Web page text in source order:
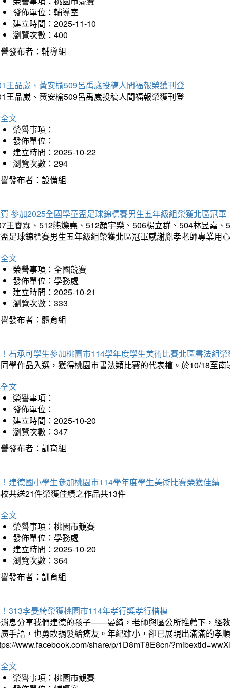
發佈單位：輔導室
建立時間：2025-11-10
瀏覽次數：400
發布者：輔導組
王品崴、黃安榆509呂禹崴投稿人間福報榮獲刊登
王品崴、黃安榆509呂禹崴投稿人間福報榮獲刊登
文
榮譽事項：
發佈單位：
建立時間：2025-10-22
瀏覽次數：294
發布者：設備組
參加2025全國學童盃足球錦標賽男生五年級組榮獲北區冠軍
王睿霖、512熊爍堯、512顏宇樂、506楊立群、504林昱嘉
足球錦標賽男生五年級組榮獲北區冠軍感謝胤孝老師專業用
文
榮譽事項：全國競賽
發佈單位：學務處
建立時間：2025-10-21
瀏覽次數：333
發布者：體育組
石承可學生參加桃園市114學年度學生美術比賽北區書法組
學作品入選，獲得桃園市書法類比賽的代表權。於10/18至
文
榮譽事項：
發佈單位：
建立時間：2025-10-20
瀏覽次數：347
發布者：訓育組
建德國小學生參加桃園市114學年度學生美術比賽榮獲佳績
共送21件榮獲佳績之作品共13件
文
榮譽事項：桃園市競賽
發佈單位：學務處
建立時間：2025-10-20
瀏覽次數：364
發布者：訓育組
313李晏綺榮獲桃園市114年孝行獎孝行楷模
息分享我們建德的孩子——晏綺，老師與區公所推薦下，經
手語，也勇敢捐髮給癌友。年紀雖小，卻已展現出滿滿的孝
www.facebook.com/share/p/1D8mT8E8cn/
文
榮譽事項：桃園市競賽